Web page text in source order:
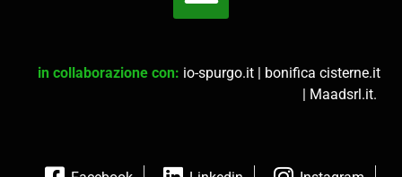
in collaborazione con: io-spurgo.it | bonifica cisterne.it
| Maadsrl.it.